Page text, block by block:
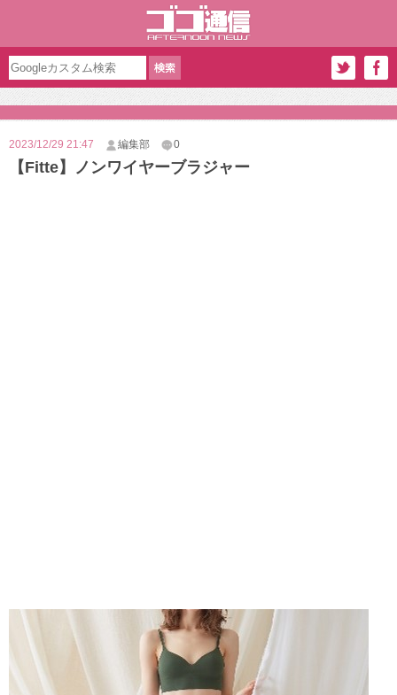
2023/12/29 21:47 編集部 0
【Fitte】ノンワイヤーブラジャー